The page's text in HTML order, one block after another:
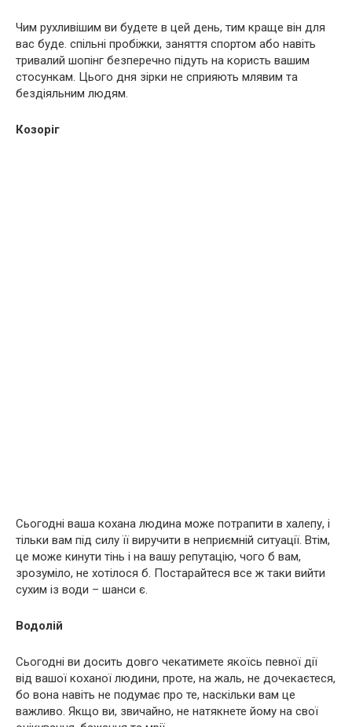
Чим рухливішим ви будете в цей день, тим краще він для
вас буде. спільні пробіжки, заняття спортом або навіть
тривалий шопінг безперечно підуть на користь вашим
стосункам. Цього дня зірки не сприяють млявим та
бездіяльним людям.
Козоріг
Сьогодні ваша кохана людина може потрапити в халепу, і
тільки вам під силу її виручити в неприємній ситуації. Втім,
це може кинути тінь і на вашу репутацію, чого б вам,
зрозуміло, не хотілося б. Постарайтеся все ж таки вийти
сухим із води – шанси є.
Водолій
Сьогодні ви досить довго чекатимете якоїсь певної дії
від вашої коханої людини, проте, на жаль, не дочекаєтеся,
бо вона навіть не подумає про те, наскільки вам це
важливо. Якщо ви, звичайно, не натякнете йому на свої